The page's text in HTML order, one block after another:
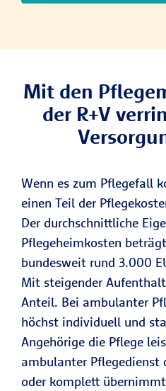
Mit den
der R+V
Wenn es zum Pflegefall
einen Teil der
Der durchschnittliche
Pflegeheimkosten
bundesweit rund 3.000
Mit steigender
Anteil. Bei ambulanter
höchst individuell und
Angehörige die Pflege
ambulanter Pflegedienst
oder komplett